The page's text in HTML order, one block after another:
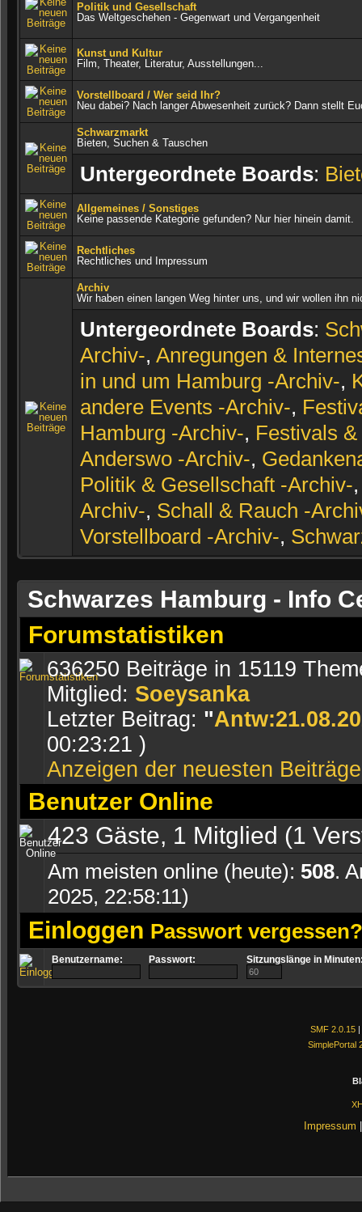
Politik und Gesellschaft
Das Weltgeschehen - Gegenwart und Vergangenheit
Kunst und Kultur
Film, Theater, Literatur, Ausstellungen...
Vorstellboard / Wer seid Ihr?
Neu dabei? Nach langer Abwesenheit zurück? Dann stellt
Schwarzmarkt
Bieten, Suchen & Tauschen
Untergeordnete Boards:
Allgemeines / Sonstiges
Keine passende Kategorie gefunden? Nur hier hinein damit.
Rechtliches
Rechtliches und Impressum
Archiv
Wir haben einen langen Weg hinter uns, und wir wollen ihn
Untergeordnete Boards:
Archiv-, Anregungen &
in und um Hamburg -Archiv-,
andere Events -Archiv-,
Hamburg -Archiv-, Festivals
Anderswo -Archiv-,
Politik & Gesellschaft -Archiv-
Archiv-, Schall & Rauch -
Vorstellboard -Archiv-,
Schwarzes Hamburg - Info
Forumstatistiken
636250 Beiträge in 15119
Mitglied: Soeysanka
Letzter Beitrag: "
00:23:21 )
Anzeigen der neuesten Beiträge
Benutzer Online
423 Gäste, 1 Mitglied (1
Am meisten online (heute): 508.
2025, 22:58:11)
Einloggen Passwort vergessen?
Benutzername: Passwort: Sitzungslänge in
SMF 2.0.15|
SimplePortal
Impressum